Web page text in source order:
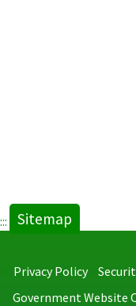
::: Sitemap
Privacy Policy
Government Website